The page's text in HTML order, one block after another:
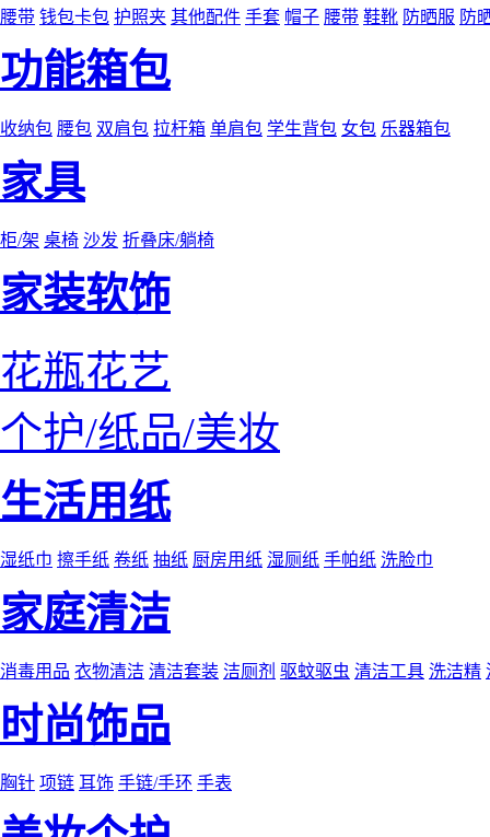
腰带 钱包卡包 护照夹 其他配件 手套 帽子 腰带 鞋靴 防晒服 防
功能箱包
收纳包 腰包 双肩包 拉杆箱 单肩包 学生背包 女包 乐器箱包
家具
柜/架 桌椅 沙发 折叠床/躺椅
家装软饰
花瓶花艺
个护/纸品/美妆
生活用纸
湿纸巾 擦手纸 卷纸 抽纸 厨房用纸 湿厕纸 手帕纸 洗脸巾
家庭清洁
消毒用品 衣物清洁 清洁套装 洁厕剂 驱蚊驱虫 清洁工具 洗洁精
时尚饰品
胸针 项链 耳饰 手链/手环 手表